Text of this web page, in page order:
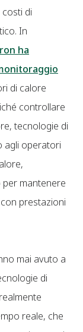
di
In
ha
di calore
controllare
tecnologie di
agli operatori
mantenere
prestazioni
mai avuto a
di
reale, che